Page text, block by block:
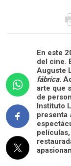
En este
del cine.
Auguste
fábrica.
arte que
de
Instituto
presenta